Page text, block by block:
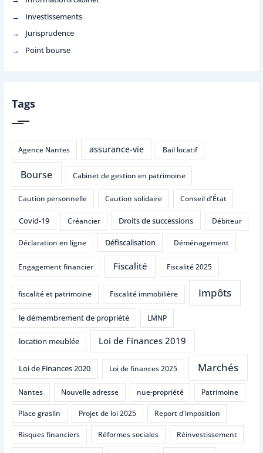
Investissements
Jurisprudence
Point bourse
Tags
Agence Nantes assurance-vie Bail locatif
Bourse Cabinet de gestion en patrimoine
Caution personnelle Caution solidaire Conseil d'État
Covid-19 Créancier Droits de successions Débiteur
Déclaration en ligne Défiscalisation Déménagement
Engagement financier Fiscalité Fiscalité 2025
fiscalité et patrimoine Fiscalité immobilière Impôts
le démembrement de propriété LMNP
location meublée Loi de Finances 2019
Loi de Finances 2020 Loi de finances 2025 Marchés
Nantes Nouvelle adresse nue-propriété Patrimoine
Place graslin Projet de loi 2025 Report d'imposition
Risques financiers Réformes sociales Réinvestissement